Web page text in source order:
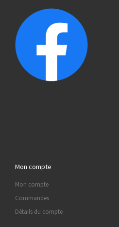
Mon compte
Mon compte
Commandes
Détails du compte